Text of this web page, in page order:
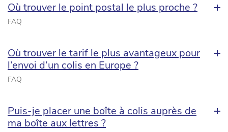
Où trouver le point postal le plus proche ?
FAQ
Où trouver le tarif le plus avantageux pour
l’envoi d’un colis en Europe ?
FAQ
Puis-je placer une boîte à colis auprès de
ma boîte aux lettres ?